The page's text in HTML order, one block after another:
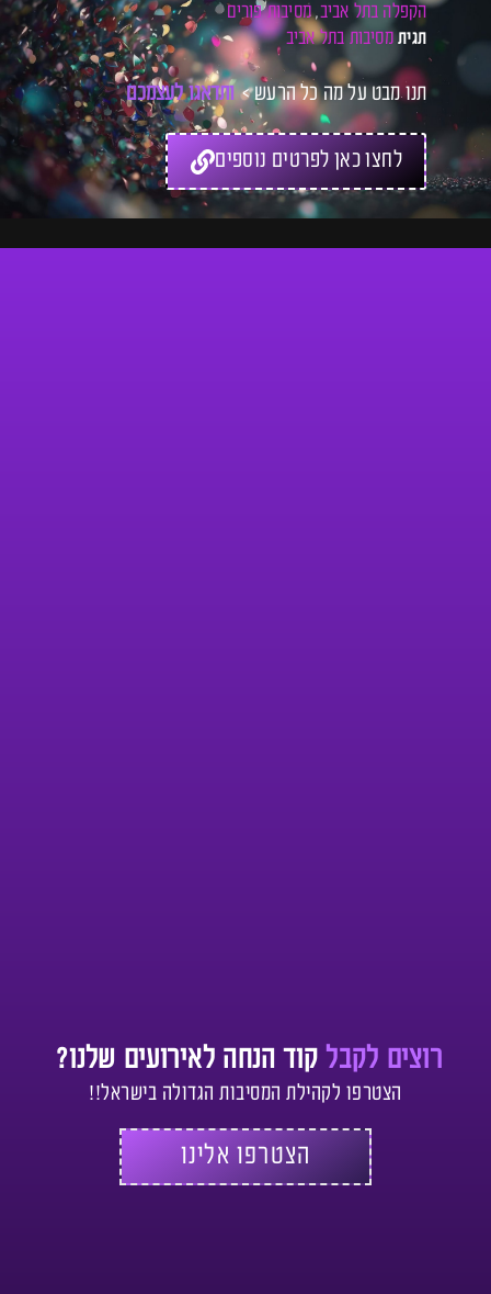
הקפלה בתל אביב,מסיבות פורים
תגית מסיבות בתל אביב
תנו מבט על מה כל הרעש > ותדאגו לעצמכם לכר
לחצו כאן לפרטים נוספים
רוצים לקבל קוד הנחה לאירועים שלנו?
הצטרפו לקהילת המסיבות הגדולה בישראל!!
הצטרפו אלינו